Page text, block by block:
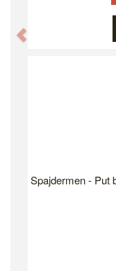
Spajdermen - Put